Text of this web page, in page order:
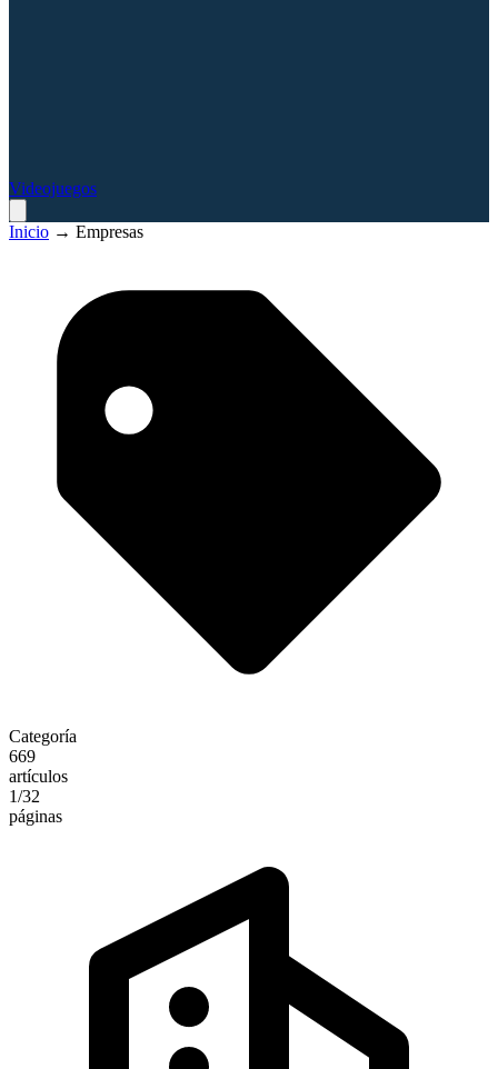
Videojuegos
Inicio → Empresas
Categoría
669
artículos
1/32
páginas